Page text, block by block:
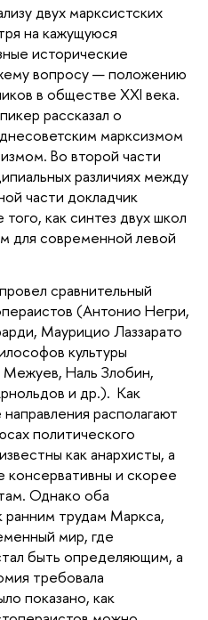
двух марксистских
на кажущуюся
исторические
вопросу — положению
в обществе ХХI века.
рассказал о
марксизмом
Во второй части
различиях между
части докладчик
как синтез двух школ
для современной левой
сравнительный
(Антонио Негри,
Маурицио Лаззарато
культуры
Наль Злобин,
и др.).  Как
располагают
политического
как анархисты, а
консервативны и скорее
Однако оба
ранним трудам Маркса,
мир, где
быть определяющим, а
требовала
показано, как